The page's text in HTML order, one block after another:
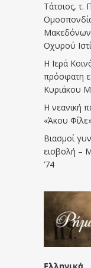
Τάτσιος, τ.
Οχυρού
Η Ιερά
πρόσφατη
Κυριάκου
Η νεανική
«Άκου
Βιασμοί
εισβολή –
’74